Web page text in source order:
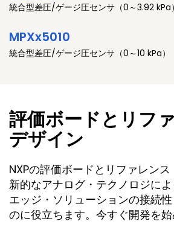
統合型差圧/ゲージ圧センサ（0～3.92 kPa）
MPXx5010
統合型差圧/ゲージ圧センサ（0～10 kPa）
評価ボードとリフ
デザイン
NXPの評価ボードとリファレン
新的なアナログ・テクノロジに
エッジ・ソリューションの接続
のに役立ちます。今すぐ開発を始